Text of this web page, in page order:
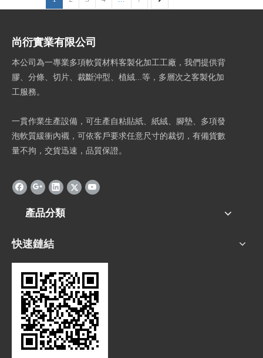
尚衍實業有限公司
本公司為一專業多項軟質材料客製化加工工廠，我們提供背
膠、分條、切片、裁斷沖型、植絨...等，多層次之客製化加
工服務。
一貫作業生產設備，可生產自粘貼紙、紙絨、腳墊、多項發
泡軟質緩衝內襯，可依客戶要求任意尺寸的裁切，有備貨數
量不拘，交貨迅速，品質保證。
產品分類
快速鏈結